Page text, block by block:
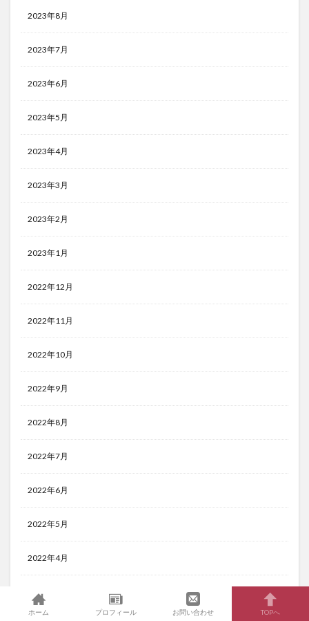
2023年8月
2023年7月
2023年6月
2023年5月
2023年4月
2023年3月
2023年2月
2023年1月
2022年12月
2022年11月
2022年10月
2022年9月
2022年8月
2022年7月
2022年6月
2022年5月
2022年4月
2022年3月
ホーム プロフィール お問い合わせ TOPへ